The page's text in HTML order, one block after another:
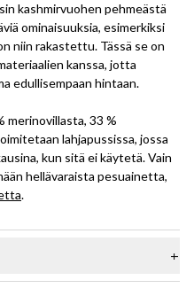
kashmirvuohen pehmeästä
ominaisuuksia, esimerkiksi
niin rakastettu. Tässä se on
kanssa, jotta
edullisempaan hintaan.
merinovillasta, 33 %
lahjapussissa, jossa
kun sitä ei käytetä. Vain
hellävaraista pesuainetta,
.